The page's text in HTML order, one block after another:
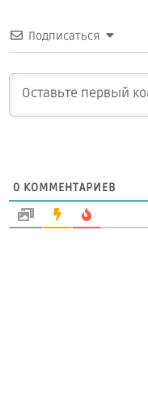
Подписаться
0 КОММЕНТАРИЕВ